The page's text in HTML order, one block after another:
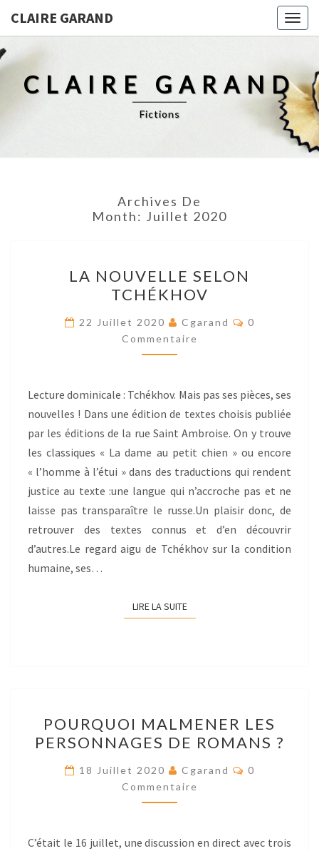
CLAIRE GARAND
CLAIRE GARAND
Fictions
Archives De
Month: Juillet 2020
NOUVELLE
SELON
TCHÉKHOV
LA NOUVELLE SELON
TCHÉKHOV
22 Juillet 2020 Cgarand Res
0
Commentaire
Lecture dominicale : Tchékhov. Mais pas ses pièces, ses
nouvelles ! Dans une édition de textes choisis publiée
par les éditions de la rue Saint Ambroise. On y trouve
les classiques « La dame au petit chien » ou encore
« l’homme à l’étui » dans des traductions qui rendent
justice au texte :une langue qui n’accroche pas et ne
laisse pas transparaître le russe.Un plaisir donc, de
retrouver des textes connus et d’en découvrir
d’autres.Le regard aigu de Tchékhov sur la condition
humaine, ses…
LIRE LA SUITELIRE LA SUITE
MALMENER
LES
PERSONNAGES
DE
ROMANS
POURQUOI MALMENER LES
PERSONNAGES DE ROMANS ?
18 Juillet 2020 Cgarand Res
0
Commentaire
C’était le 16 juillet, une discussion en direct avec trois